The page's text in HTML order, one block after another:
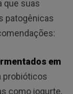
que suas
patogênicas
em
probióticos
como iogurte,